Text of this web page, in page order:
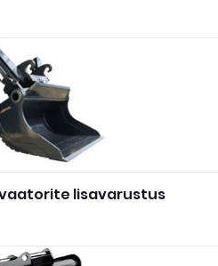
lisavarustus